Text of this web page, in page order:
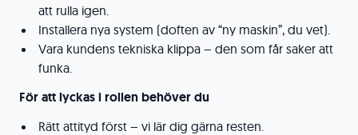
att rulla igen.
Installera nya system (doften av “ny maskin”, du vet).
Vara kundens tekniska klippa – den som får saker att
funka.
För att lyckas i rollen behöver du
Rätt attityd först – vi lär dig gärna resten.